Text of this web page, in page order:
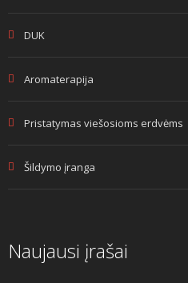
DUK
Aromaterapija
Pristatymas viešosioms erdvėms
Šildymo įranga
Naujausi įrašai